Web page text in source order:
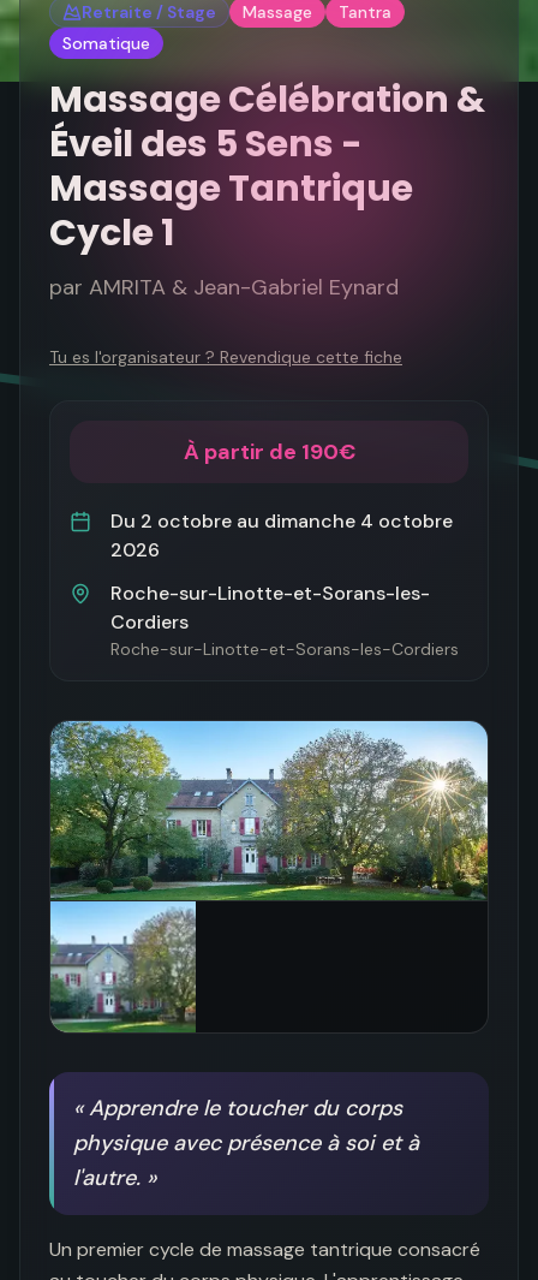
Retraite / Stage Massage
Tantra
Somatique
Massage Célébration &
Éveil des 5 Sens -
Massage Tantrique
Cycle 1
par AMRITA & Jean-Gabriel Eynard
Tu es l'organisateur ? Revendique cette fiche
À partir de 190€
Du 2 octobre au dimanche 4 octobre
2026
Roche-sur-Linotte-et-Sorans-les-
Cordiers
Roche-sur-Linotte-et-Sorans-les-Cordiers
«Apprendre le toucher du corps
physique avec présence à soi et à
l'autre. »
Un premier cycle de massage tantrique consacré